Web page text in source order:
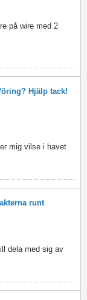
på wire med 2
Hjälp tack!
mig vilse i havet
runt
dela med sig av